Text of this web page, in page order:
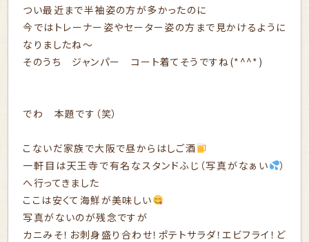
つい最近まで半袖姿の方が多かったのに
今ではトレーナー姿やセーター姿の方まで見かけるように
なりましたね～
そのうち ジャンパー コート着てそうですね(*^^*)
でわ 本題です（笑）
こないだ家族で大阪で昼からはしご酒
一軒目は天王寺で有名なスタンドふじ（写真がなぁい
）
へ行ってきました
ここは安くて海鮮が美味しい
写真がないのが残念ですが
カニみそ！お刺身盛り合わせ！ポテトサラダ！エビフライ！ど